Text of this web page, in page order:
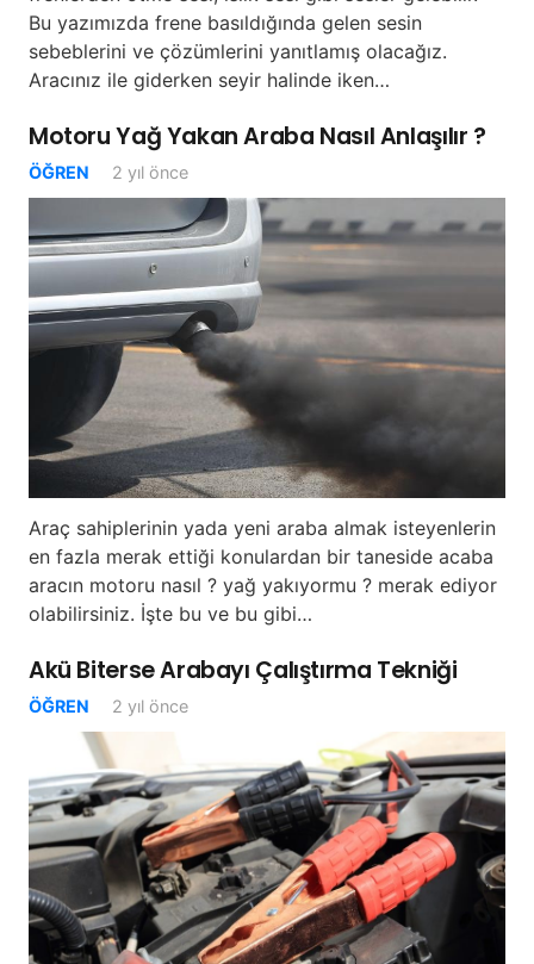
Bu yazımızda frene basıldığında gelen sesin
sebeblerini ve çözümlerini yanıtlamış olacağız.
Aracınız ile giderken seyir halinde iken…
Motoru Yağ Yakan Araba Nasıl Anlaşılır ?
ÖĞREN 2 yıl önce
Araç sahiplerinin yada yeni araba almak isteyenlerin
en fazla merak ettiği konulardan bir taneside acaba
aracın motoru nasıl ? yağ yakıyormu ? merak ediyor
olabilirsiniz. İşte bu ve bu gibi…
Akü Biterse Arabayı Çalıştırma Tekniği
ÖĞREN 2 yıl önce